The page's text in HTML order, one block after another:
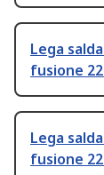
Lega
fusione
Lega
fusione